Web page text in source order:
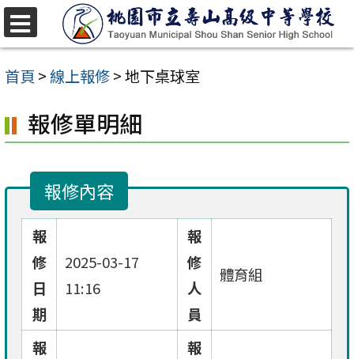
跳
至
主
內
容
首頁 >線上報修>地下桌球室
報修單明細
報修內容
報
修
日
期
2025-03-17
11:16
報
修
人
員
體育組
報
報
選
單